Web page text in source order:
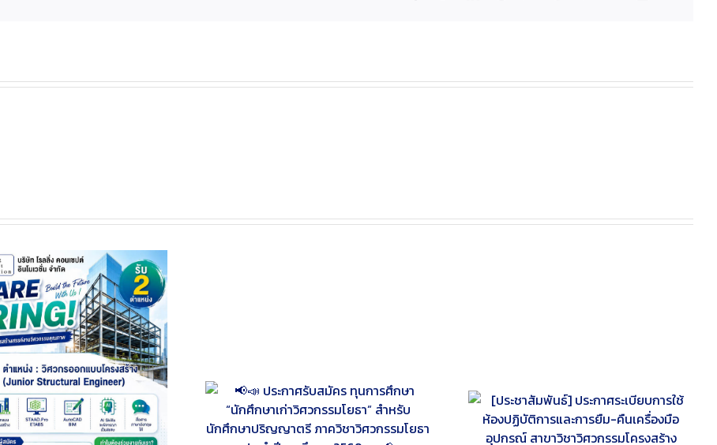
📢📣 ประกาศรับสมัคร ทุนการศึกษา
“นักศึกษาเก่าวิศวกรรมโยธา” สำหรับ
นักศึกษาปริญญาตรี ภาควิชาวิศวกรรม
[ประชาสัมพันธ์] ประกาศระเบียบการใช้
ห้องปฏิบัติการและการยืม-คืนเครื่อง
มืออุปกรณ์ สาขาวิชาวิศวกรรม